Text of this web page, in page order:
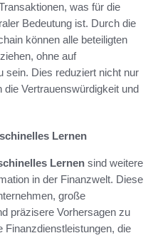
was für die
Bedeutung ist. Durch die
können alle beteiligten
ohne auf
sein. Dies reduziert nicht nur
Vertrauenswürdigkeit und
Lernen
Lernen sind weitere
in der Finanzwelt. Diese
große
präzisere Vorhersagen zu
Finanzdienstleistungen, die